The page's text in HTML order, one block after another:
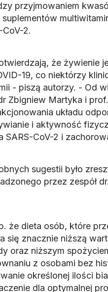
przyjmowaniem
CoV-2.
że żywienie
19, co niektórzy
- piszą autorzy. - Od
Zbigniew Martyka i
układu
i aktywność
SARS-CoV-2 i
sugestii było
przez zespół
że dieta osób, które
się znacznie niższą
oraz niższym
z osobami bez
określonej ilości
dla optymalnej